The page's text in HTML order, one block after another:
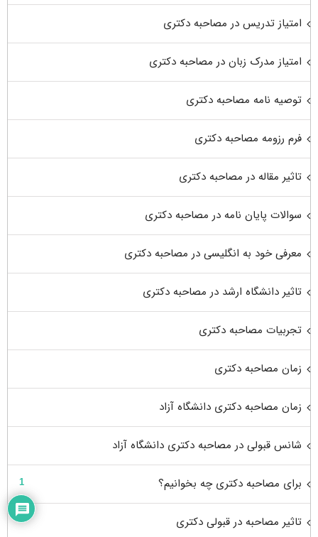
امتیاز تدریس در مصاحبه دکتری
امتیاز مدرک زبان در مصاحبه دکتری
توصیه نامه مصاحبه دکتری
فرم رزومه مصاحبه دکتری
تاثیر مقاله در مصاحبه دکتری
سوالات پایان نامه در مصاحبه دکتری
معرفی خود به انگلیسی در مصاحبه دکتری
تاثیر دانشگاه ارشد در مصاحبه دکتری
تجربیات مصاحبه دکتری
زمان مصاحبه دکتری
زمان مصاحبه دکتری دانشگاه آزاد
شانس قبولی در مصاحبه دکتری دانشگاه آزاد
برای مصاحبه دکتری چه بخوانیم؟
تاثیر مصاحبه در قبولی دکتری
1